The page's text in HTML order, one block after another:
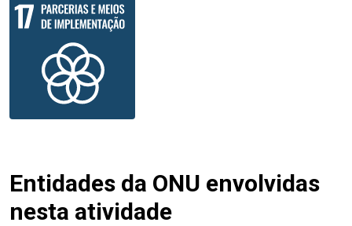
Entidades da ONU envolvidas
nesta atividade